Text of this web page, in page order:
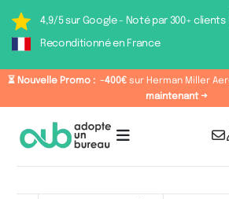
4,9/5 sur Google - Noté par 300+ clients
Reconditionné en France
⏳ Nouvelle Promo : -400€ sur Herman Miller
maintenant →